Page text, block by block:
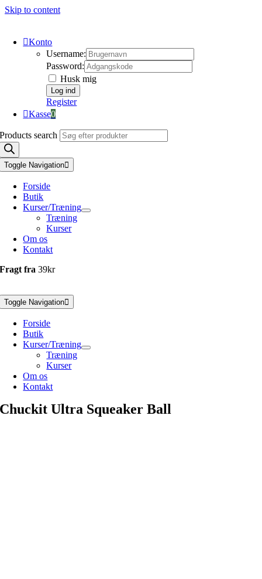
Skip to content
Konto
Username:
Password:
Husk mig
Register
Kasse0
Products search
Toggle Navigation
Forside
Butik
Kurser/Træning
Træning
Kurser
Om os
Kontakt
Fragt fra39kr
Toggle Navigation
Forside
Butik
Kurser/Træning
Træning
Kurser
Om os
Kontakt
Chuckit Ultra Squeaker Ball